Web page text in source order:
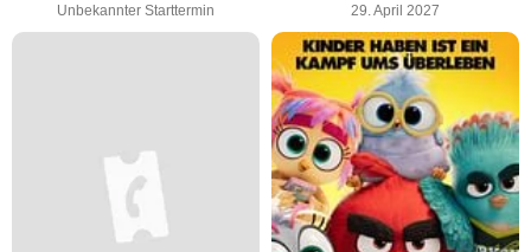
Unbekannter Starttermin 29. April 2027